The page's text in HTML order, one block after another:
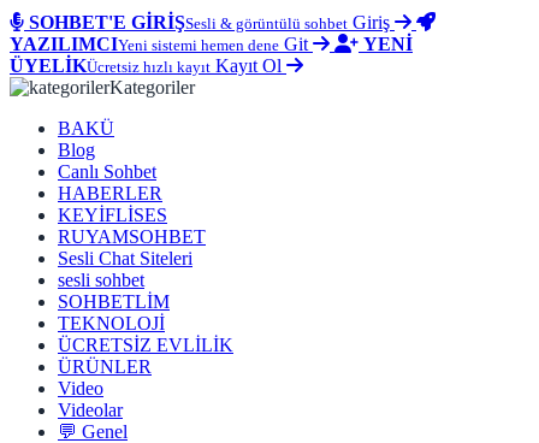
SOHBET'E GİRİŞSesli & görüntülü sohbet Giriş
YAZILIMCIYeni sistemi hemen dene Git
YENİ
ÜYELİKÜcretsiz hızlı kayıt Kayıt Ol
Kategoriler
BAKÜ
Blog
Canlı Sohbet
HABERLER
KEYİFLİSES
RUYAMSOHBET
Sesli Chat Siteleri
sesli sohbet
SOHBETLİM
TEKNOLOJİ
ÜCRETSİZ EVLİLİK
ÜRÜNLER
Video
Videolar
💬 Genel